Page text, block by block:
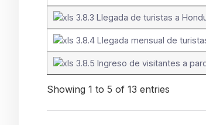
3.8.3 Llegada de turistas a
3.8.4 Llegada mensual de
3.8.5 Ingreso de visitantes a
Showing 1 to 5 of 13 entries